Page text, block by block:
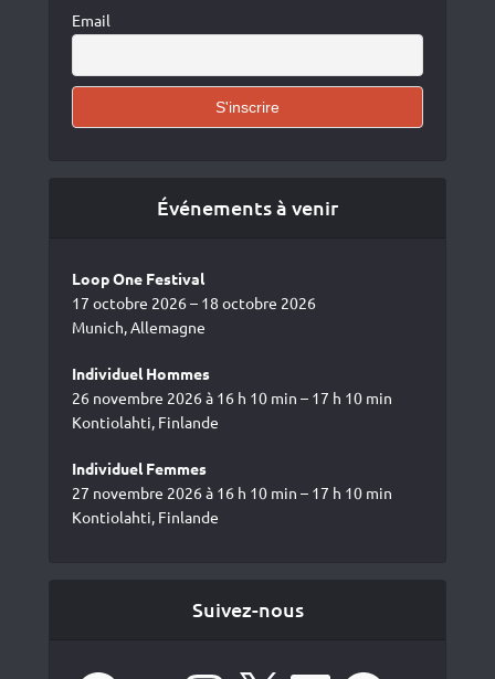
Email
Événements à venir
Loop One Festival
17 octobre 2026 – 18 octobre 2026
Munich, Allemagne
Individuel Hommes
26 novembre 2026 à 16 h 10 min – 17 h 10 min
Kontiolahti, Finlande
Individuel Femmes
27 novembre 2026 à 16 h 10 min – 17 h 10 min
Kontiolahti, Finlande
Suivez-nous
Facebook Instagram LinkedIn Spotify